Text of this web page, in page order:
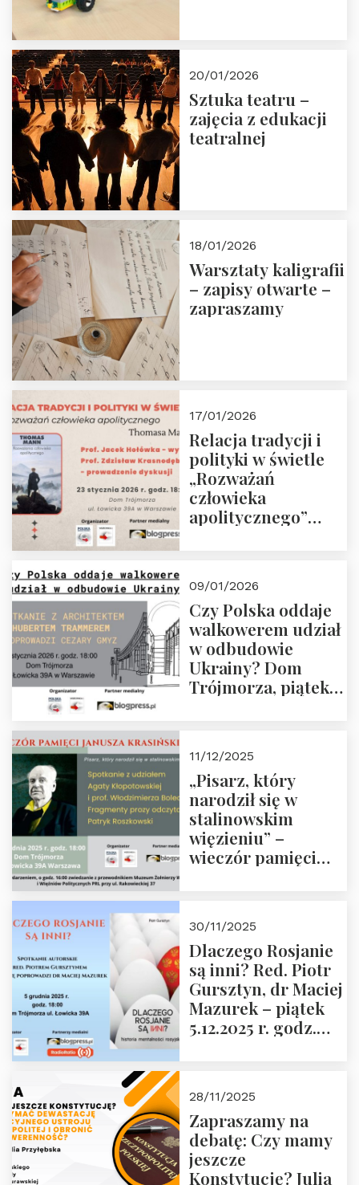
20/01/2026
Sztuka teatru –
zajęcia z edukacji
teatralnej
18/01/2026
Warsztaty kaligrafii
– zapisy otwarte –
zapraszamy
17/01/2026
Relacja tradycji i
polityki w świetle
„Rozważań
człowieka
apolitycznego”
godz. 18:00.
Zapraszamy!
09/01/2026
Czy Polska oddaje
walkowerem udział
w odbudowie
Ukrainy? Dom
Trójmorza, piątek
11/12/2025
„Pisarz, który
narodził się w
stalinowskim
więzieniu” –
wieczór pamięci
zwiedzanie
Muzeum Żołnierzy
Wyklętych i
Więźniów
Politycznych PRL o
godz. 16:00 – 19
30/11/2025
Dlaczego Rosjanie
są inni? Red. Piotr
Gursztyn, dr Maciej
Mazurek – piątek
5.12.2025 r. godz.
28/11/2025
Zapraszamy na
debatę: Czy mamy
jeszcze
Konstytucję? Julia